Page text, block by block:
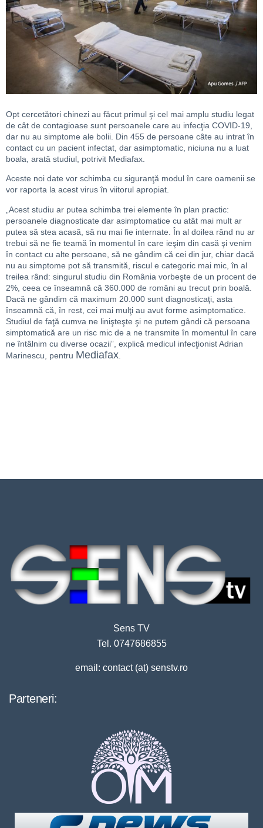
Opt cercetători chinezi au făcut primul şi cel mai amplu studiu legat
de cât de contagioase sunt persoanele care au infecţia COVID-19,
dar nu au simptome ale bolii. Din 455 de persoane câte au intrat în
contact cu un pacient infectat, dar asimptomatic, niciuna nu a luat
boala, arată studiul, potrivit Mediafax.
Aceste noi date vor schimba cu siguranţă modul în care oamenii se
vor raporta la acest virus în viitorul apropiat.
„Acest studiu ar putea schimba trei elemente în plan practic:
persoanele diagnosticate dar asimptomatice cu atât mai mult ar
putea să stea acasă, să nu mai fie internate. În al doilea rând nu ar
trebui să ne fie teamă în momentul în care ieşim din casă şi venim
în contact cu alte persoane, să ne gândim că cei din jur, chiar dacă
nu au simptome pot să transmită, riscul e categoric mai mic, în al
treilea rând: singurul studiu din România vorbeşte de un procent de
2%, ceea ce înseamnă că 360.000 de români au trecut prin boală.
Dacă ne gândim că maximum 20.000 sunt diagnosticaţi, asta
înseamnă că, în rest, cei mai mulţi au avut forme asimptomatice.
Studiul de faţă cumva ne linişteşte şi ne putem gândi că persoana
simptomatică are un risc mic de a ne transmite în momentul în care
ne întâlnim cu diverse ocazii”, explică medicul infecţionist Adrian
Marinescu, pentru Mediafax
Sens TV
Tel. 0747686855
email: contact (at) senstv.ro
Parteneri: